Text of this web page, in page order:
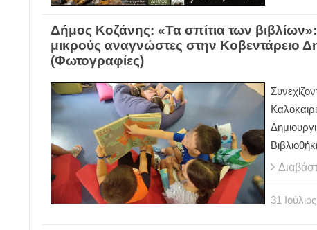
Δήμος Κοζάνης: «Τα σπίτια των βιβλίων»:
μικρούς αναγνώστες στην Κοβεντάρειο
(Φωτογραφίες)
31 Ιούλιος